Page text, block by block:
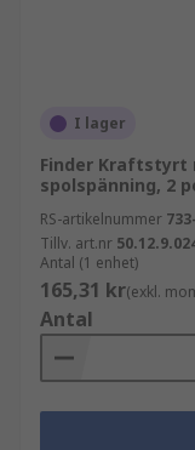
I lager
Finder Kraftstyrt
spolspänning, 2
RS-artikelnummer
Tillv. art.nr
Antal (1 enhet)
165,31 kr(exkl.
Antal